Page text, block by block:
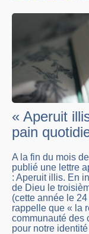
« Aperuit
pain
A la fin du mois
publié une lettre
: Aperuit illis. En
de Dieu le
(cette année le
rappelle que « la
communauté des
pour notre identité